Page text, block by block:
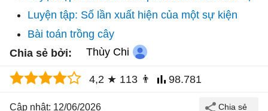
Luyện tập: Số lần xuất hiện của một sự kiện
Bài toán trồng cây
Chia sẻ bởi:
Thùy Chi
4,2 ★ 113 👨 98.781
Cập nhật: 12/06/2026